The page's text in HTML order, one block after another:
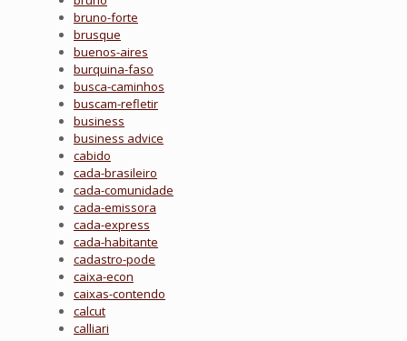
bruno-forte
brusque
buenos-aires
burquina-faso
busca-caminhos
buscam-refletir
business
business advice
cabido
cada-brasileiro
cada-comunidade
cada-emissora
cada-express
cada-habitante
cadastro-pode
caixa-econ
caixas-contendo
calcut
calliari